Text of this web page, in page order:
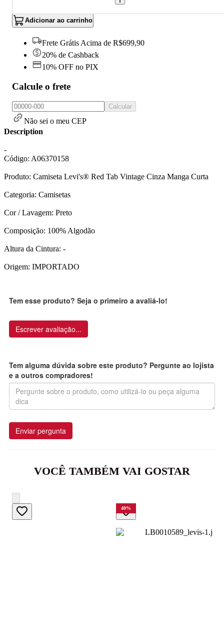
Adicionar ao carrinho
Frete Grátis Acima de R$699,90
20% de Cashback
10% OFF no PIX
Calcule o frete
Calcular
Não sei o meu CEP
Description
-
Código: A06370158
Produto: Camiseta Levi's® Red Tab Vintage Cinza Manga Curta
Categoria: Camisetas
Cor / Lavagem: Preto
Composição: 100% Algodão
Altura da Cintura: -
Origem: IMPORTADO
Tem esse produto? Seja o primeiro a avaliá-lo!
Escrever avaliação...
Tem alguma dúvida sobre este produto? Pergunte ao lojista
e a outros compradores!
Enviar pergunta
VOCÊ TAMBÉM VAI GOSTAR
40%